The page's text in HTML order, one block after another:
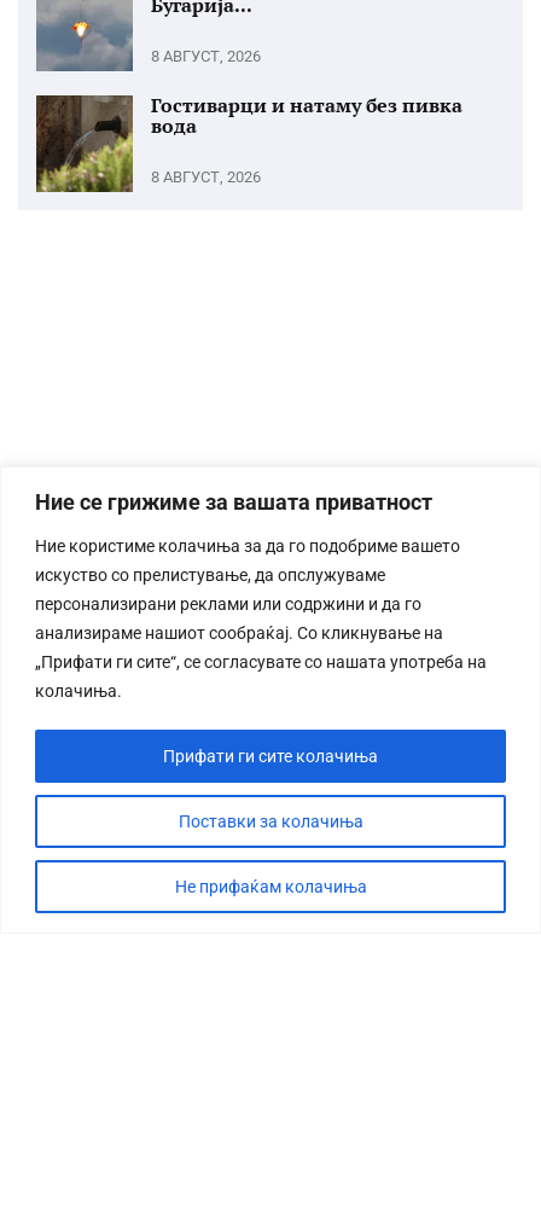
Ние се грижиме за вашата приватност
Ние користиме колачиња за да го подобриме вашето
искуство со прелистување, да опслужуваме
персонализирани реклами или содржини и да го
анализираме нашиот сообраќај. Со кликнување на
„Прифати ги сите“, се согласувате со нашата употреба на
колачиња.
Поставки за колачиња
Не прифаќам колачиња
Прифати ги сите колачиња
8 АВГУСТ, 2026
Гостиварци и натаму без пивка
вода
8 АВГУСТ, 2026